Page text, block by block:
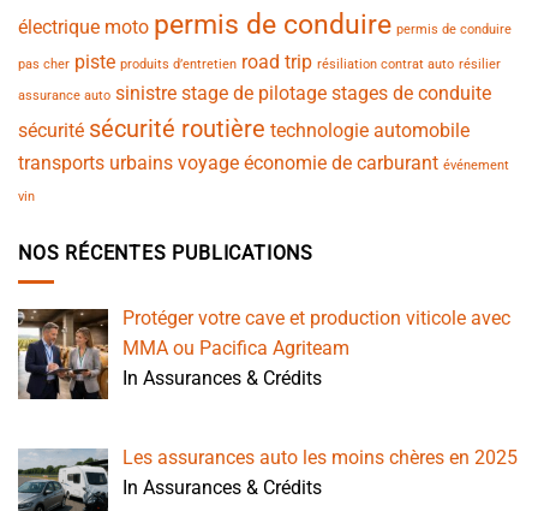
électrique moto permis de conduire permis de conduire
pas cher piste produits d’entretien road trip résiliation contrat auto résilier
assurance auto sinistre stage de pilotage stages de conduite
sécurité sécurité routière technologie automobile
transports urbains voyage économie de carburant événement
vin
NOS RÉCENTES PUBLICATIONS
Protéger votre cave et production viticole avec
MMA ou Pacifica Agriteam
In Assurances & Crédits
Les assurances auto les moins chères en 2025
In Assurances & Crédits